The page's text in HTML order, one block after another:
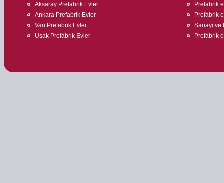
Aksaray Prefabrik Evler
Ankara Prefabrik Evler
Van Prefabrik Evler
Uşak Prefabrik Evler
Prefabrik
Prefabrik
Sanayi ve
Prefabrik